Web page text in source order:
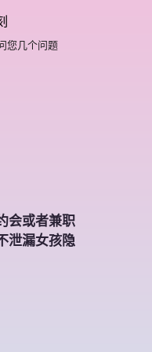
您几个问题
会或者兼职
泄漏女孩隐